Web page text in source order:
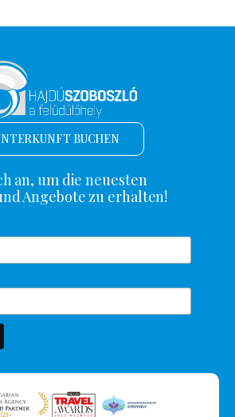
NACH UNTERKUNFT
BUCHEN
an, um die neuesten
Angebote zu erhalten!